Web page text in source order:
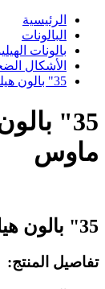
الرئيسية
البالونات
بالونات
الأشكال
35" بالون هيليوم فويل ميني ماوس
35"
ماوس
35" بالون هيليوم فويل ميني ماوس
تفاصيل المنتج: